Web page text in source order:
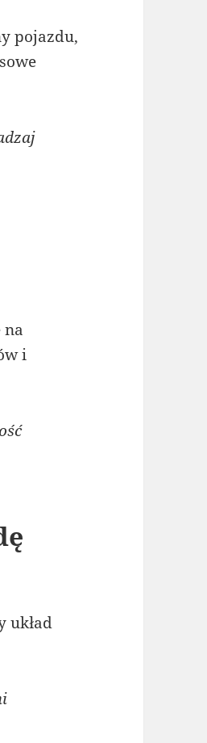
pojazdu,
na
i
układ